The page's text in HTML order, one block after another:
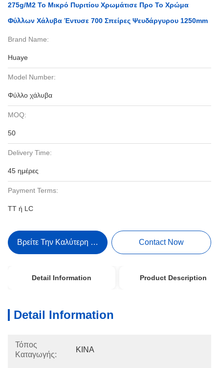
275g/m2 Το Μικρό Πυριτίου Χρωμάτισε Προ Το Χρώμα
Φύλλων Χάλυβα Έντυσε 700 Σπείρες Ψευδάργυρου 1250mm
Brand Name:
Huaye
Model Number:
Φύλλο χάλυβα
MOQ:
50
Delivery Time:
45 ημέρες
Payment Terms:
TT ή LC
Βρείτε Την Καλύτερη Τιμή Contact Now
Detail Information Product Description
Detail Information
Τόπος
Καταγωγής:
ΚΙΝΑ